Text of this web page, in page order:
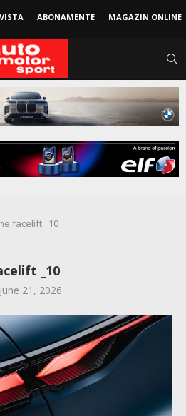
ABONAMENTE MAGAZIN ONLINE
facelift _10
_10
June 21, 2026